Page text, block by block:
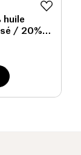
huile
/ 20%
bio